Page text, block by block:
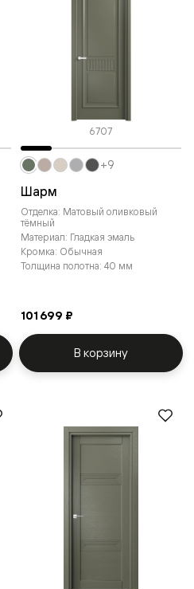
6707
Шарм
Отделка: Матовый оливковый
тёмный
Материал: Гладкая эмаль
Кромка: Обычная
Толщина полотна: 40 мм
101 699 ₽
+9
В корзину